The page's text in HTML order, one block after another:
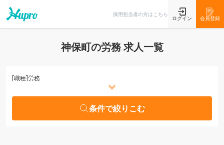
採用担当者の方はこちら
ログイン 会員登録
神保町の労務 求人一覧
[職種]労務
条件で絞りこむ